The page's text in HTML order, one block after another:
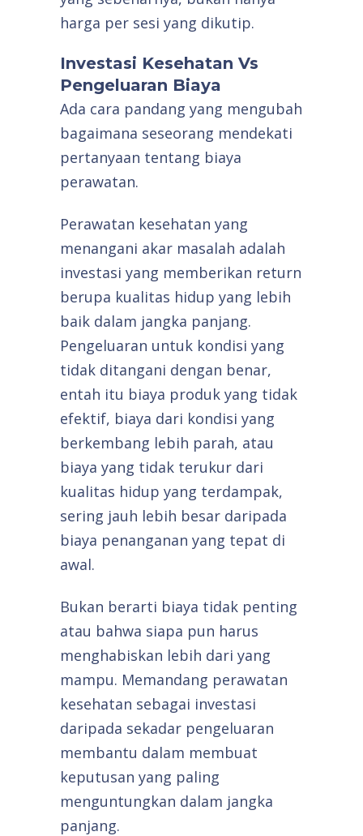
harga per sesi yang dikutip.
Investasi Kesehatan Vs
Pengeluaran Biaya
Ada cara pandang yang mengubah
bagaimana seseorang mendekati
pertanyaan tentang biaya
perawatan.
Perawatan kesehatan yang
menangani akar masalah adalah
investasi yang memberikan return
berupa kualitas hidup yang lebih
baik dalam jangka panjang.
Pengeluaran untuk kondisi yang
tidak ditangani dengan benar,
entah itu biaya produk yang tidak
efektif, biaya dari kondisi yang
berkembang lebih parah, atau
biaya yang tidak terukur dari
kualitas hidup yang terdampak,
sering jauh lebih besar daripada
biaya penanganan yang tepat di
awal.
Bukan berarti biaya tidak penting
atau bahwa siapa pun harus
menghabiskan lebih dari yang
mampu. Memandang perawatan
kesehatan sebagai investasi
daripada sekadar pengeluaran
membantu dalam membuat
keputusan yang paling
menguntungkan dalam jangka
panjang.